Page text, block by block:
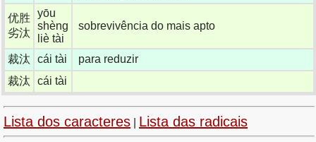
优胜
劣汰
yōu
shèng
liè tài
sobrevivência do mais apto
裁汰 cái tài
para reduzir
裁汰
cái tài
Lista dos caracteres Lista das radicais